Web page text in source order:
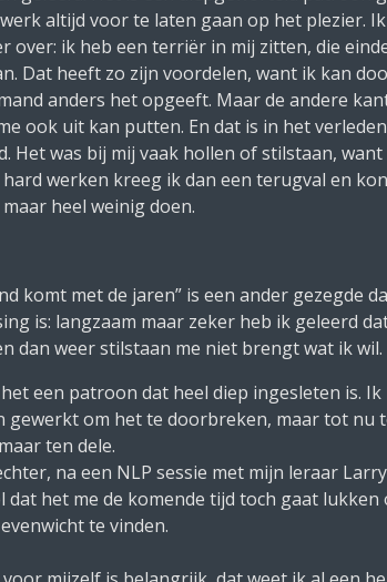
altijd voor te laten gaan op het plezier.
over: ik heb een terriër in mij zitten, die
Dat heeft zo zijn voordelen, want ik kan
anders het opgeeft. Maar de andere
ook uit kan putten. En dat is in het
Het was bij mij vaak hollen of stilstaan,
hard werken kreeg ik dan een terugval en
heel weinig doen.
komt met de jaren” is een ander gezegde
is: langzaam maar zeker heb ik geleerd
dan weer stilstaan me niet brengt wat ik wil.
een patroon dat heel diep ingesleten is. Ik
gewerkt om het te doorbreken, maar tot nu
ten dele.
na een NLP sessie met mijn leraar
dat het me de komende tijd toch gaat lukken
te vinden.